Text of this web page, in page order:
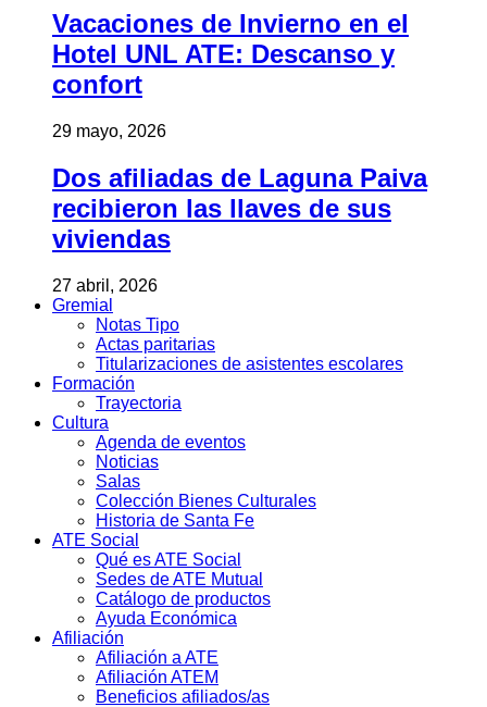
Vacaciones de Invierno en el
Hotel UNL ATE: Descanso y
confort
29 mayo, 2026
Dos afiliadas de Laguna Paiva
recibieron las llaves de sus
viviendas
27 abril, 2026
Gremial
Notas Tipo
Actas paritarias
Titularizaciones de asistentes escolares
Formación
Trayectoria
Cultura
Agenda de eventos
Noticias
Salas
Colección Bienes Culturales
Historia de Santa Fe
ATE Social
Qué es ATE Social
Sedes de ATE Mutual
Catálogo de productos
Ayuda Económica
Afiliación
Afiliación a ATE
Afiliación ATEM
Beneficios afiliados/as